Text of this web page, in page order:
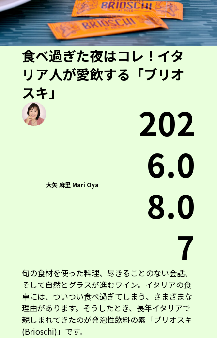
食べ過ぎた夜はコレ！イタ
リア人が愛飲する「ブリオ
スキ」
大矢 麻里 Mari Oya
202
6.0
8.0
7
旬の食材を使った料理、尽きることのない会話、
そして自然とグラスが進むワイン。イタリアの食
卓には、ついつい食べ過ぎてしまう、さまざまな
理由があります。そうしたとき、長年イタリアで
親しまれてきたのが発泡性飲料の素「ブリオスキ
(Brioschi)」です。